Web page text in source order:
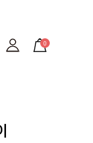
0